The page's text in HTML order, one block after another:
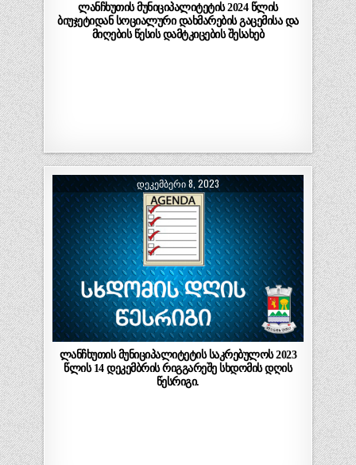
ლანჩხუთის მუნიციპალიტეტის 2024 წლის
ბიუჯეტიდან სოციალური დახმარების გაცემისა და
მიღების წესის დამტკიცების შესახებ
ᲓᲔᲙᲔᲛᲑᲔᲠᲘ 8, 2023
ლანჩხუთის მუნიციპალიტეტის საკრებულოს 2023
წლის 14 დეკემბრის რიგგარეშე სხდომის დღის
წესრიგი.